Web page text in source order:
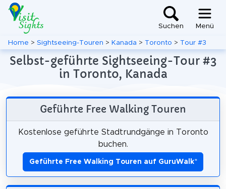
Suchen Menü
Home > Sightseeing-Touren > Kanada > Toronto > Tour #3
Selbst-geführte Sightseeing-Tour #3
in Toronto, Kanada
Geführte Free Walking Touren
Kostenlose geführte Stadtrundgänge in Toronto
buchen.
Geführte Free Walking Touren auf GuruWalk*